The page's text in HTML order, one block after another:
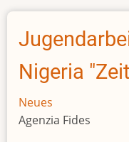
Größe
Nigeria
Neues
Agenzia Fides